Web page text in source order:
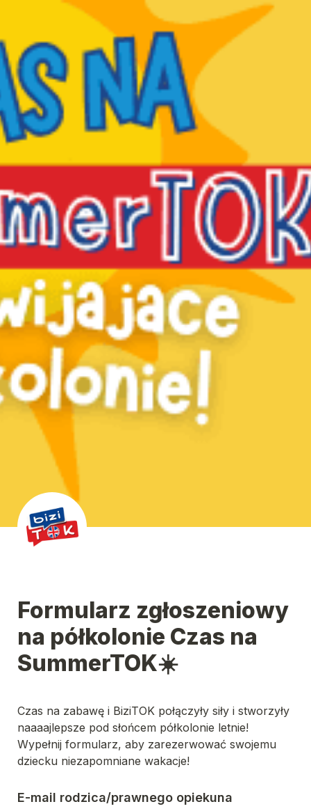
Formularz zgłoszeniowy
na półkolonie Czas na
SummerTOK☀️
Czas na zabawę i BiziTOK połączyły siły i stworzyły
naaaajlepsze pod słońcem półkolonie letnie!
Wypełnij formularz, aby zarezerwować swojemu
dziecku niezapomniane wakacje!
E-mail rodzica/prawnego opiekuna